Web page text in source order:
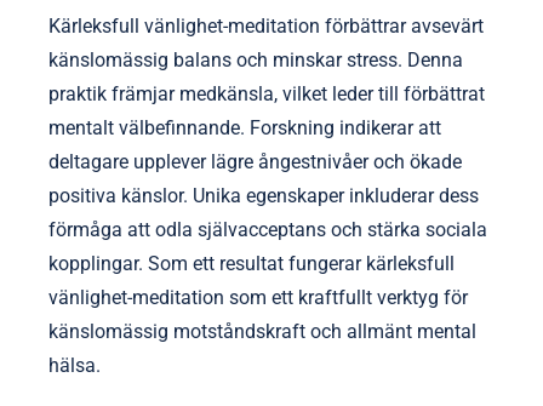
Kärleksfull vänlighet-meditation förbättrar avsevärt
känslomässig balans och minskar stress. Denna
praktik främjar medkänsla, vilket leder till förbättrat
mentalt välbefinnande. Forskning indikerar att
deltagare upplever lägre ångestnivåer och ökade
positiva känslor. Unika egenskaper inkluderar dess
förmåga att odla självacceptans och stärka sociala
kopplingar. Som ett resultat fungerar kärleksfull
vänlighet-meditation som ett kraftfullt verktyg för
känslomässig motståndskraft och allmänt mental
hälsa.